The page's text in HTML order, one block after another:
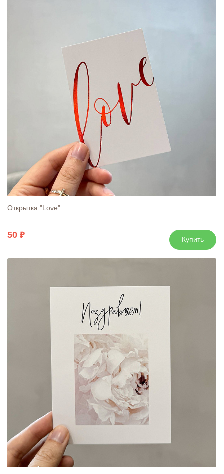
Открытка "Love"
50 Купить